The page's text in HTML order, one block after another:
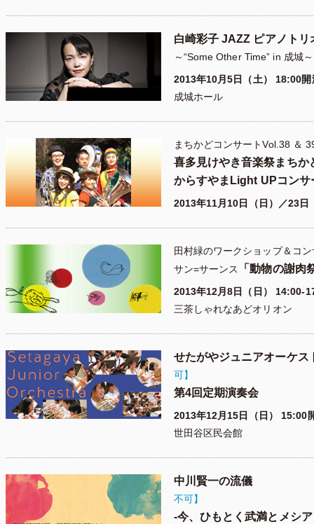
白崎彩子 JAZZ ピアノトリ
～“Some Other Time” in 成城～
2013年10月5日（土） 18:00開
成城ホール
まちかどコンサートVol.38 ＆
喜多見けやき音楽祭まちか
からすやまLight UPコンサ
2013年11月10日（日）／23日
田村緑のワークショップ＆コ
サン=サーンス
「動物の謝肉
2013年12月8日（日） 14:00-
三茶しゃれなあどオリオン
せたがやジュニアオーケス
可】
第4回定期演奏会
2013年12月15日（日） 15:00
世田谷区民会館
中川賢一の流儀
不可】
-今、ひもとく武満とメシ